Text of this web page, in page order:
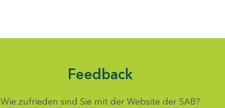
Feedback
Wie zufrieden sind Sie mit der Website der SAB?